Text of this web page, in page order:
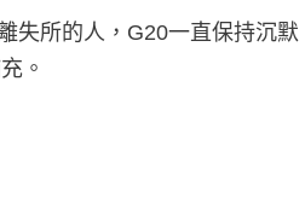
失所的人，G20一直保持沉
。